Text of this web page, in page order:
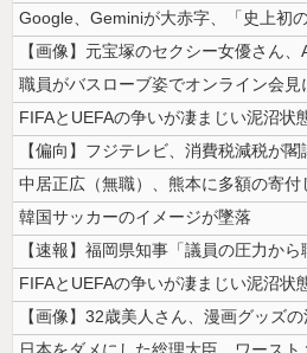
【画像】元宝塚のセクシー女優さん
韓国サッカーのイメージが墜落